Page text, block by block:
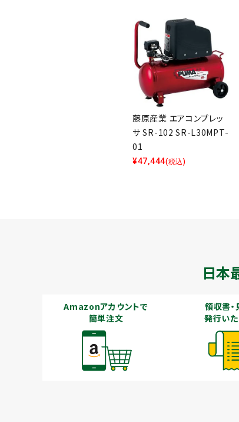
藤原産業 エアコンプレッ
サ SR-102 SR-L30MPT-
01
¥47,444(税込)
日本
Amazonアカウントで
簡単注文
領収書
発行いた